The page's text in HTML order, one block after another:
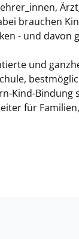
brauchen
- und davon
und
Kind-Bindung
für